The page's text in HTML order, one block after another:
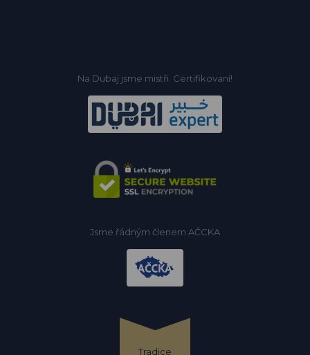
Na Dubaj jsme mistři. Certifikovaní!
Jsme řádným členem AČCKA
Tradice